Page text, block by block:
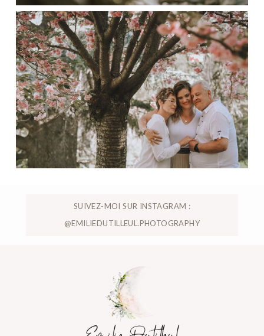
SUIVEZ-MOI SUR INSTAGRAM :
@EMILIEDUTILLEUL.PHOTOGRAPHY